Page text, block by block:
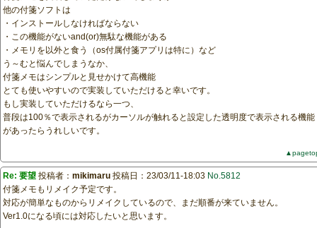
他の付箋ソフトは
・インストールしなければならない
・この機能がないand(or)無駄な機能がある
・メモリを以外と食う（os付属付箋アプリは特に）など
う～むと悩んでしまうなか、
付箋メモはシンプルと見せかけて高機能
とても使いやすいので実装していただけると幸いです。
もし実装していただけるなら一つ、
普段は100％で表示されるがカーソルが触れると設定した透明度で表示される機能
があったらうれしいです。
Re: 要望 投稿者： mikimaru 投稿日：23/03/11-18:03 No.5812
付箋メモもリメイク予定です。
対応が簡単なものからリメイクしているので、まだ順番が来ていません。
Ver1.0になる頃には対応したいと思います。